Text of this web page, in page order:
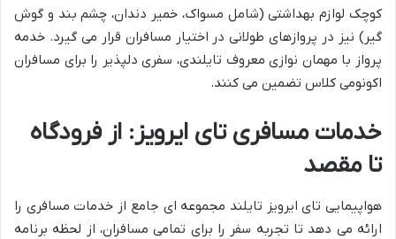
کوچک لوازم بهداشتی (شامل مسواک، خمیر دندان، چشم بند و گوش
گیر) نیز در پروازهای طولانی در اختیار مسافران قرار می گیرد. خدمه
پرواز با مهمان نوازی معروف تایلندی، سفری دلپذیر را برای مسافران
اکونومی کلاس تضمین می کنند.
خدمات مسافری تای ایرویز: از فرودگاه
تا مقصد
هواپیمایی تای ایرویز تایلند مجموعه ای جامع از خدمات مسافری را
ارائه می دهد تا تجربه سفر را برای تمامی مسافران، از لحظه برنامه